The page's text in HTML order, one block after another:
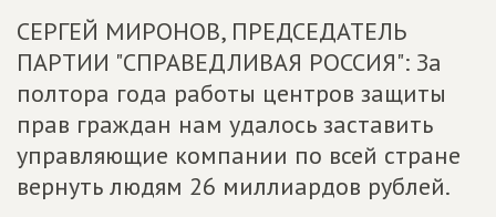
СЕРГЕЙ МИРОНОВ, ПРЕДСЕДАТЕЛЬ
ПАРТИИ "СПРАВЕДЛИВАЯ РОССИЯ": За
полтора года работы центров защиты
прав граждан нам удалось заставить
управляющие компании по всей стране
вернуть людям 26 миллиардов рублей.